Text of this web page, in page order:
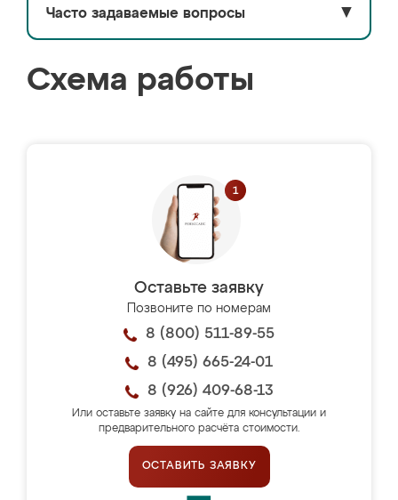
Часто задаваемые вопросы ▼
Схема работы
Оставьте заявку
Позвоните по номерам
8 (800) 511-89-55
8 (495) 665-24-01
8 (926) 409-68-13
Или оставьте заявку на сайте для консультации и
предварительного расчёта стоимости.
ОСТАВИТЬ ЗАЯВКУ